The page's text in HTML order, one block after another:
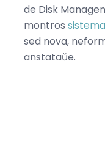
de Disk
montros
sed nova,
anstataŭe.